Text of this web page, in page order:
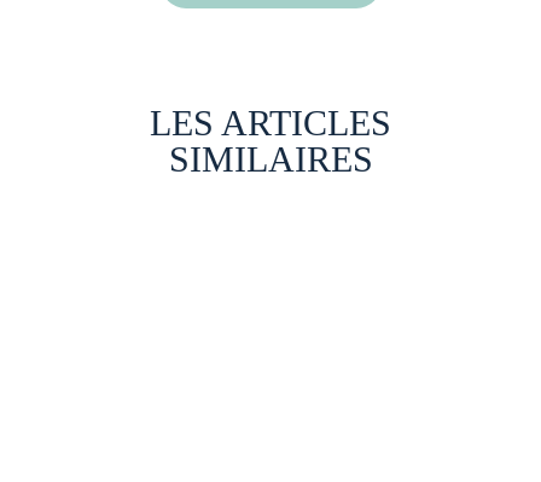
LES ARTICLES
SIMILAIRES